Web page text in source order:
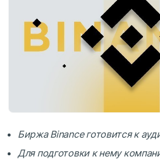
Биржа Binance готовится к
Для подготовки к нему